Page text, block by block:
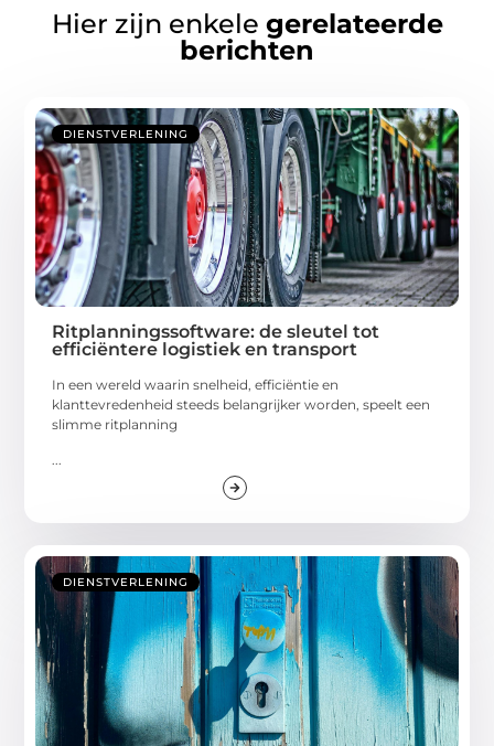
Hier zijn enkele gerelateerde
berichten
DIENSTVERLENING
Ritplanningssoftware: de sleutel tot
efficiëntere logistiek en transport
In een wereld waarin snelheid, efficiëntie en
klanttevredenheid steeds belangrijker worden, speelt een
slimme ritplanning
...
DIENSTVERLENING